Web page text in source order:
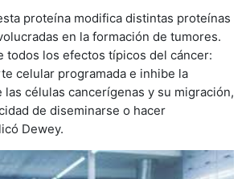
proteína modifica distintas proteínas
en la formación de tumores.
todos los efectos típicos del cáncer:
celular programada e inhibe la
células cancerígenas y su migración,
de diseminarse o hacer
Dewey.